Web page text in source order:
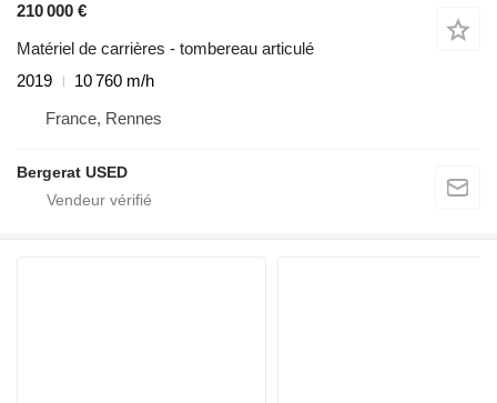
210 000 €
Matériel de carrières - tombereau articulé
2019
10 760 m/h
France, Rennes
Bergerat USED